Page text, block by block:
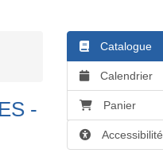
-
Catalogue
Calendrier
Panier
Accessibilité